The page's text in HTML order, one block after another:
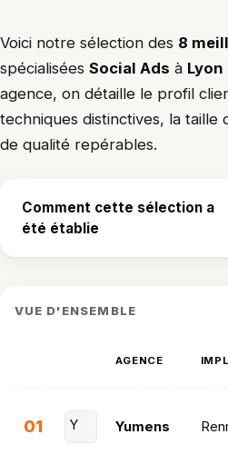
Voici notre sélection des 8
spécialisées Social Ads à Lyon
agence, on détaille le profil
techniques distinctives, la taille
de qualité repérables.
Comment cette sélection a
été établie
VUE D'ENSEMBLE
AGENCE
01 Y Yumens